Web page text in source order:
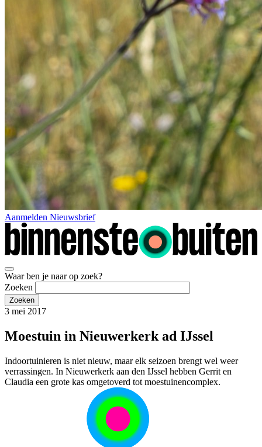
Aanmelden Nieuwsbrief
Waar ben je naar op zoek?
Zoeken
3 mei 2017
Moestuin in Nieuwerkerk ad IJssel
Indoortuinieren is niet nieuw, maar elk seizoen brengt wel weer
verrassingen. In Nieuwerkerk aan den IJssel hebben Gerrit en
Claudia een grote kas omgetoverd tot moestuinencomplex.